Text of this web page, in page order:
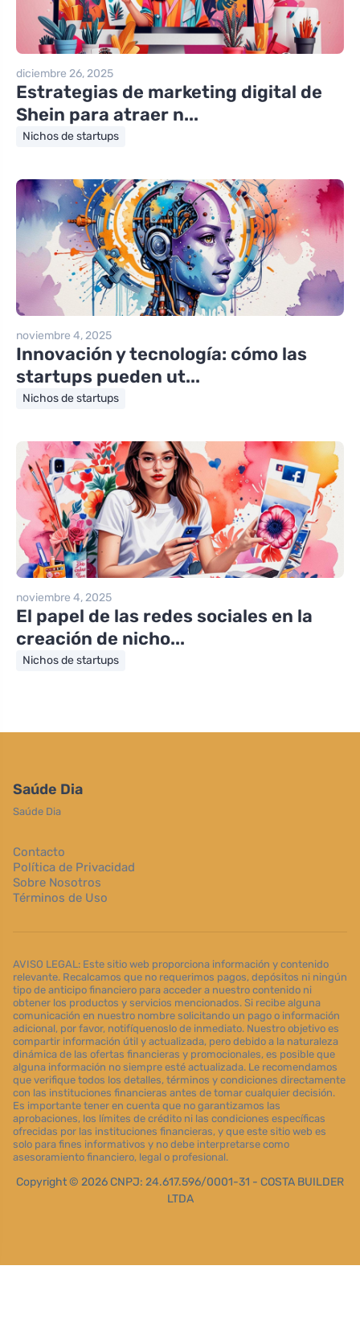
diciembre 26, 2025
Estrategias de marketing digital de
Shein para atraer n...
Nichos de startups
noviembre 4, 2025
Innovación y tecnología: cómo las
startups pueden ut...
Nichos de startups
noviembre 4, 2025
El papel de las redes sociales en la
creación de nicho...
Nichos de startups
Saúde Dia
Saúde Dia
Contacto
Política de Privacidad
Sobre Nosotros
Términos de Uso
AVISO LEGAL: Este sitio web proporciona información y contenido
relevante. Recalcamos que no requerimos pagos, depósitos ni ningún
tipo de anticipo financiero para acceder a nuestro contenido ni
obtener los productos y servicios mencionados. Si recibe alguna
comunicación en nuestro nombre solicitando un pago o información
adicional, por favor, notifíquenoslo de inmediato. Nuestro objetivo es
compartir información útil y actualizada, pero debido a la naturaleza
dinámica de las ofertas financieras y promocionales, es posible que
alguna información no siempre esté actualizada. Le recomendamos
que verifique todos los detalles, términos y condiciones directamente
con las instituciones financieras antes de tomar cualquier decisión.
Es importante tener en cuenta que no garantizamos las
aprobaciones, los límites de crédito ni las condiciones específicas
ofrecidas por las instituciones financieras, y que este sitio web es
solo para fines informativos y no debe interpretarse como
asesoramiento financiero, legal o profesional.
Copyright © 2026 CNPJ: 24.617.596/0001-31 - COSTA BUILDER
LTDA